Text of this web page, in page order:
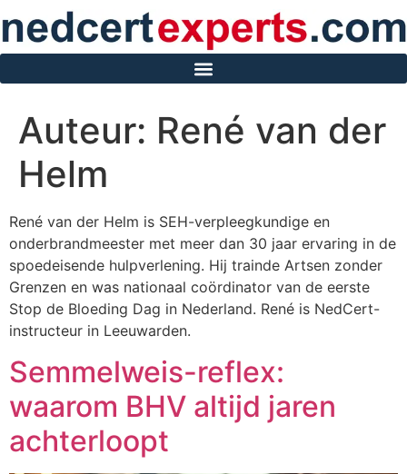
Auteur: René van der
Helm
René van der Helm is SEH-verpleegkundige en
onderbrandmeester met meer dan 30 jaar ervaring in de
spoedeisende hulpverlening. Hij trainde Artsen zonder
Grenzen en was nationaal coördinator van de eerste
Stop de Bloeding Dag in Nederland. René is NedCert-
instructeur in Leeuwarden.
Semmelweis-reflex:
waarom BHV altijd jaren
achterloopt